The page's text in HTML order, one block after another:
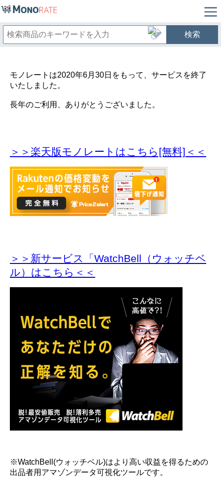
検索
モノレートは2020年6月30日をもって、サービスを終了
いたしました。
長年のご利用、ありがとうございました。
＞＞楽天版モノレートはこちら[無料]＜＜
＞＞新サービス「WatchBell（ウォッチベ
ル）はこちら＜＜
※WatchBell(ウォッチベル)はより高い収益を得るための
出品者用アマゾンデータ可視化ツールです。